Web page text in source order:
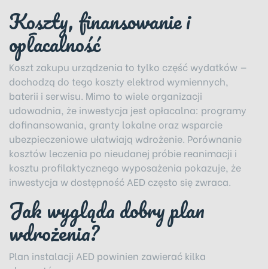
Koszty, finansowanie i
opłacalność
Koszt zakupu urządzenia to tylko część wydatków —
dochodzą do tego koszty elektrod wymiennych,
baterii i serwisu. Mimo to wiele organizacji
udowadnia, że inwestycja jest opłacalna: programy
dofinansowania, granty lokalne oraz wsparcie
ubezpieczeniowe ułatwiają wdrożenie. Porównanie
kosztów leczenia po nieudanej próbie reanimacji i
kosztu profilaktycznego wyposażenia pokazuje, że
inwestycja w dostępność AED często się zwraca.
Jak wygląda dobry plan
wdrożenia?
Plan instalacji AED powinien zawierać kilka